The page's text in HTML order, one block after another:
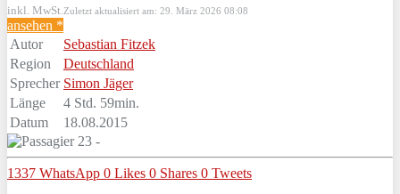
inkl. MwSt. Zuletzt aktualisiert am: 29. März 2026 08:08
ansehen *
Autor
Sebastian Fitzek
Region
Deutschland
Sprecher Simon Jäger
Länge
4 Std. 59min.
Datum
18.08.2015
1337 WhatsApp 0 Likes 0 Shares 0 Tweets